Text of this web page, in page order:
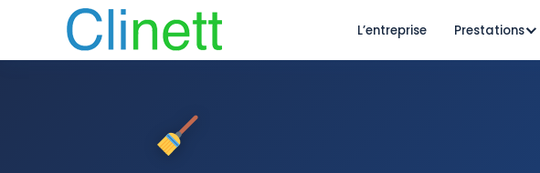
L’entreprise Prestations